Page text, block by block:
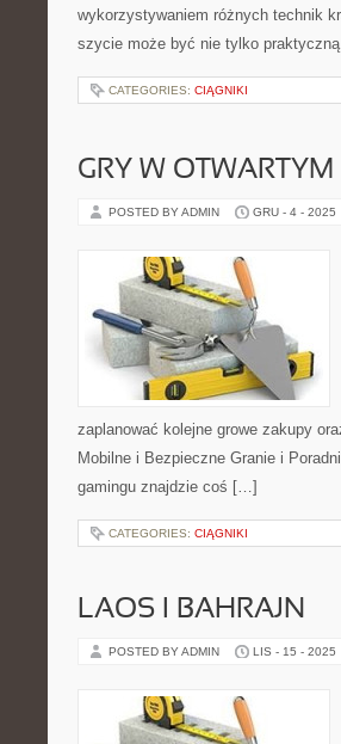
wykorzystywaniem różnych technik
szycie może być nie tylko
CATEGORIES: CIĄGNIKI
GRY W OTWARTYM
POSTED BY ADMIN GRU - 4 - 2025
zaplanować kolejne growe zakupy
Mobilne i Bezpieczne Granie i
gamingu znajdzie coś […]
CATEGORIES: CIĄGNIKI
LAOS I BAHRAJN
POSTED BY ADMIN LIS - 15 - 2025